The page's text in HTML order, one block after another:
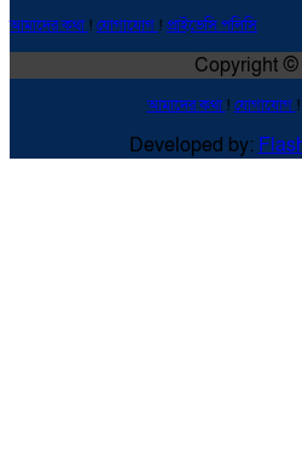
আমাদের কথা! যোগাযোগ ! প্রাইভেসি পলিসি
Copyright
আমাদের কথা! যোগাযোগ !
Developed by: